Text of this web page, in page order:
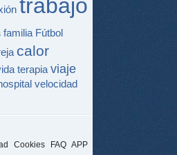
trabajo
familia Fútbol
calor
terapia viaje
velocidad
Cookies FAQ APP